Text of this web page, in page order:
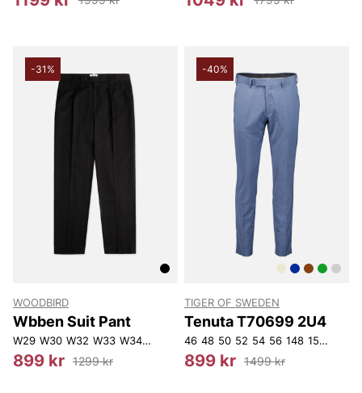
-31%
WOODBIRD
Wbben Suit Pant
W29 W30 W32 W33 W34 W36
899 kr 1299 kr
-40%
TIGER OF SWEDEN
Tenuta T70699 2U4
46 48 50 52 54 56 148 150
899 kr 1499 kr